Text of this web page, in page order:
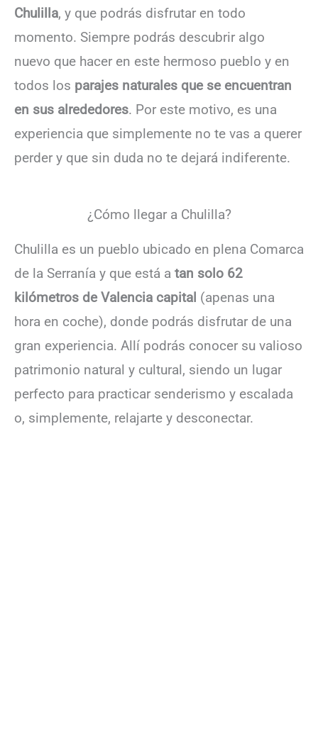
Chulilla, y que podrás disfrutar en todo
momento. Siempre podrás descubrir algo
nuevo que hacer en este hermoso pueblo y en
todos los parajes naturales que se encuentran
en sus alrededores. Por este motivo, es una
experiencia que simplemente no te vas a querer
perder y que sin duda no te dejará indiferente.
¿Cómo llegar a Chulilla?
Chulilla es un pueblo ubicado en plena Comarca
de la Serranía y que está a tan solo 62
kilómetros de Valencia capital (apenas una
hora en coche), donde podrás disfrutar de una
gran experiencia. Allí podrás conocer su valioso
patrimonio natural y cultural, siendo un lugar
perfecto para practicar senderismo y escalada
o, simplemente, relajarte y desconectar.